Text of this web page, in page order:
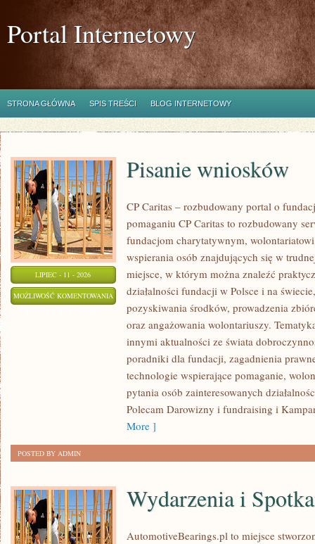
Portal Internetowy
STRONA GŁÓWNA SPIS TREŚCI BLOG INTERNETOWY
LIPIEC - 11 - 2026
MOŻLIWOŚĆ KOMENTOWANIA PISANIE
WNIOSKÓW
Pisanie wniosków
CP Caritas – rozbudowany portal o
pomaganiu CP Caritas to rozbudowany
fundacjom charytatywnym,
wspierania osób znajdujących się w
miejsce, w którym można znaleźć
działalności fundacji w Polsce i na
pozyskiwania środków, prowadzenia
oraz angażowania wolontariuszy.
innymi aktualności ze świata
poradniki dla fundacji, zagadnienia
technologie wspierające pomaganie,
pytania osób zainteresowanych
Polecam Darowizny i fundraising i
More ]
POSTED BY ADMIN
Wydarzenia i
AutomotiveBearings.pl to miejsce